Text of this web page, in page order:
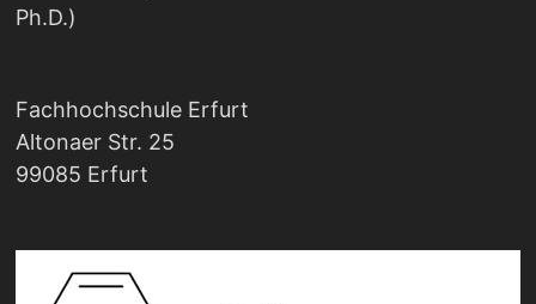
Ph.D.)
Fachhochschule Erfurt
Altonaer Str. 25
99085 Erfurt